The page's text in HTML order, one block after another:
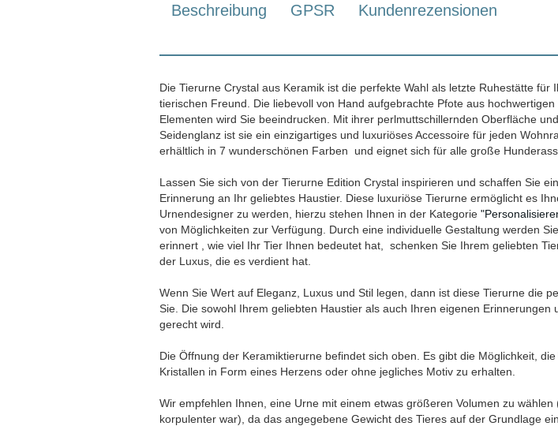
Beschreibung GPSR Kundenrezensionen
Die Tierurne Crystal aus Keramik ist die perfekte Wahl als letzte Ruhestätte für
tierischen Freund. Die liebevoll von Hand aufgebrachte Pfote aus hochwertigen
Elementen wird Sie beeindrucken. Mit ihrer perlmuttschillernden Oberfläche
Seidenglanz ist sie ein einzigartiges und luxuriöses Accessoire für jeden
erhältlich in 7 wunderschönen Farben und eignet sich für alle große
Lassen Sie sich von der Tierurne Edition Crystal inspirieren und schaffen Sie
Erinnerung an Ihr geliebtes Haustier. Diese luxuriöse Tierurne ermöglicht es
Urnendesigner zu werden, hierzu stehen Ihnen in der Kategorie
von Möglichkeiten zur Verfügung. Durch eine individuelle Gestaltung werden
erinnert , wie viel Ihr Tier Ihnen bedeutet hat, schenken Sie Ihrem geliebten
der Luxus, die es verdient hat.
Wenn Sie Wert auf Eleganz, Luxus und Stil legen, dann ist diese Tierurne die
Sie. Die sowohl Ihrem geliebten Haustier als auch Ihren eigenen Erinnerungen
gerecht wird.
Die Öffnung der Keramiktierurne befindet sich oben. Es gibt die Möglichkeit,
Kristallen in Form eines Herzens oder ohne jegliches Motiv zu erhalten.
Wir empfehlen Ihnen, eine Urne mit einem etwas größeren Volumen zu wählen
korpulenter war), da das angegebene Gewicht des Tieres auf der Grundlage